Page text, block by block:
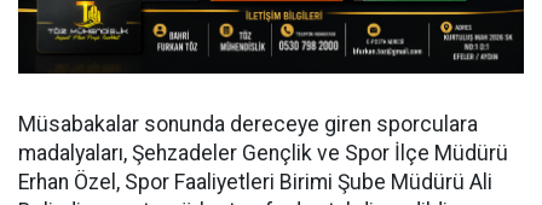
Müsabakalar sonunda dereceye giren sporculara
madalyaları, Şehzadeler Gençlik ve Spor İlçe Müdürü
Erhan Özel, Spor Faaliyetleri Birimi Şube Müdürü Ali